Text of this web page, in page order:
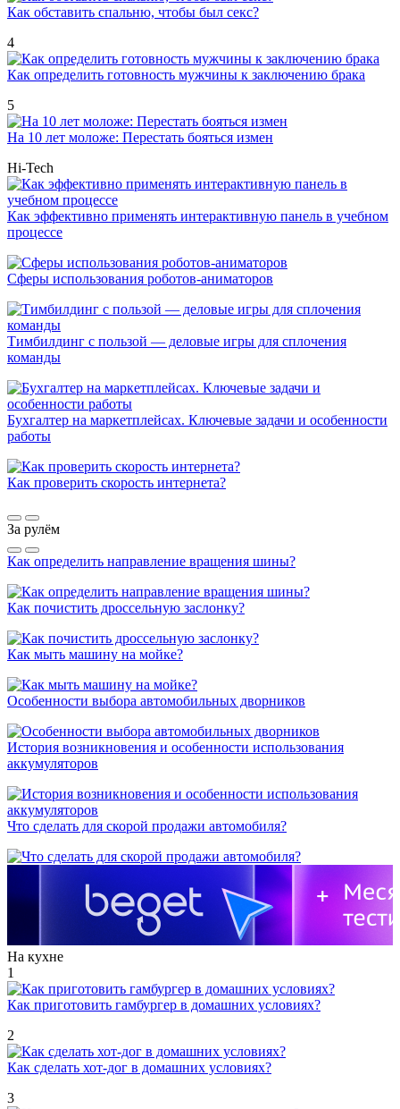
Как обставить спальню, чтобы был секс?
4
Как определить готовность мужчины к заключению брака
5
На 10 лет моложе: Перестать бояться измен
Hi-Tech
Как эффективно применять интерактивную панель в учебном
процессе
Сферы использования роботов-аниматоров
Тимбилдинг с пользой — деловые игры для сплочения
команды
Бухгалтер на маркетплейсах. Ключевые задачи и особенности
работы
Как проверить скорость интернета?
За рулём
Как определить направление вращения шины?
Как почистить дроссельную заслонку?
Как мыть машину на мойке?
Особенности выбора автомобильных дворников
История возникновения и особенности использования
аккумуляторов
Что сделать для скорой продажи автомобиля?
На кухне
1
Как приготовить гамбургер в домашних условиях?
2
Как сделать хот-дог в домашних условиях?
3